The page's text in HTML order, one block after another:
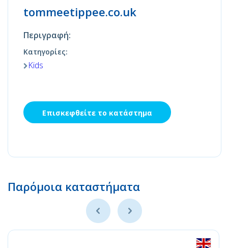
tommeetippee.co.uk
Περιγραφή:
Κατηγορίες:
Kids
Επισκεφθείτε το κατάστημα
Παρόμοια καταστήματα